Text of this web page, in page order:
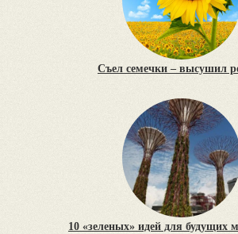
Съел семечки – высушил
10 «зеленых» идей для будущих